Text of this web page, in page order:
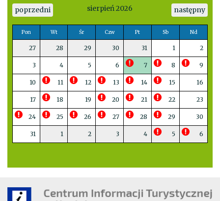
poprzedni sierpień 2026 następny
Pon Wt Śr Czw Pt Sb Nd
27 28 29 30 31 1 2
3 4 5 6 7 8 9
10 11 12 13 14 15 16
17 18 19 20 21 22 23
24 25 26 27 28 29 30
31 1 2 3 4 5 6